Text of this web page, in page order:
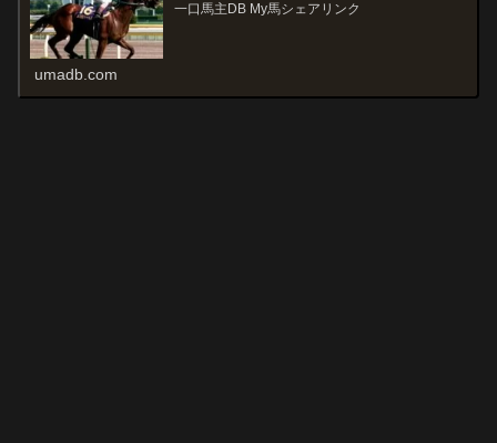
一口馬主DB My馬シェアリンク
umadb.com